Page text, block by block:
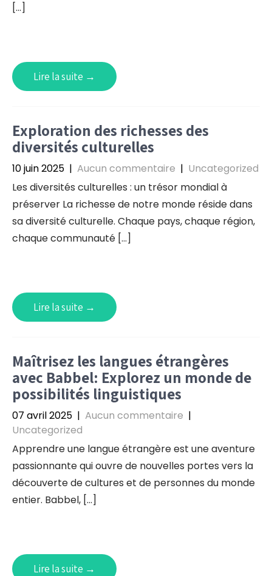
[…]
Lire la suite →
Exploration des richesses des
diversités culturelles
10 juin 2025 | Aucun commentaire | Uncategorized
Les diversités culturelles : un trésor mondial à
préserver La richesse de notre monde réside dans
sa diversité culturelle. Chaque pays, chaque région,
chaque communauté […]
Lire la suite →
Maîtrisez les langues étrangères
avec Babbel: Explorez un monde de
possibilités linguistiques
07 avril 2025 | Aucun commentaire |
Uncategorized
Apprendre une langue étrangère est une aventure
passionnante qui ouvre de nouvelles portes vers la
découverte de cultures et de personnes du monde
entier. Babbel, […]
Lire la suite →